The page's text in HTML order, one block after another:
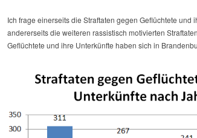
Ich frage einerseits die Straftaten gegen Geflüchtete und
andererseits die weiteren rassistisch motivierten
Geflüchtete und ihre Unterkünfte haben sich in